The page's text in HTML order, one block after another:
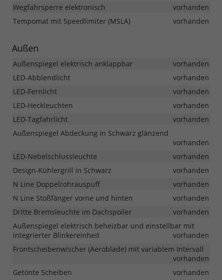
Wegfahrsperre elektronisch
vorhanden
Tempomat mit Speedlimiter (MSLA)
vorhanden
Außen
Außenspiegel elektrisch anklappbar
vorhanden
LED-Abblendlicht
vorhanden
LED-Fernlicht
vorhanden
LED-Heckleuchten
vorhanden
LED-Tagfahrlicht
vorhanden
Außenspiegel Abdeckung in Schwarz glänzend
vorhanden
LED-Nebelschlussleuchte
vorhanden
Design-Kühlergrill in Schwarz
vorhanden
N Line Doppelrohrauspuff
vorhanden
N Line Stoßfänger vorne und hinten
vorhanden
Dritte Bremsleuchte im Dachspoiler
vorhanden
Außenspiegel elektrisch beheizbar und einstellbar mit
integrierter Blinkereinheit
vorhanden
Frontscheibenwischer (Aeroblade) mit variablem Intervall
vorhanden
Getönte Scheiben
vorhanden